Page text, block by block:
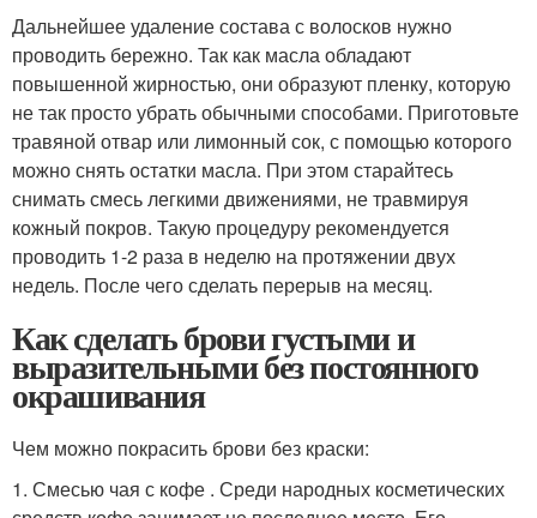
Дальнейшее удаление состава с волосков нужно
проводить бережно. Так как масла обладают
повышенной жирностью, они образуют пленку, которую
не так просто убрать обычными способами. Приготовьте
травяной отвар или лимонный сок, с помощью которого
можно снять остатки масла. При этом старайтесь
снимать смесь легкими движениями, не травмируя
кожный покров. Такую процедуру рекомендуется
проводить 1-2 раза в неделю на протяжении двух
недель. После чего сделать перерыв на месяц.
Как сделать брови густыми и
выразительными без постоянного
окрашивания
Чем можно покрасить брови без краски:
1. Смесью чая с кофе . Среди народных косметических